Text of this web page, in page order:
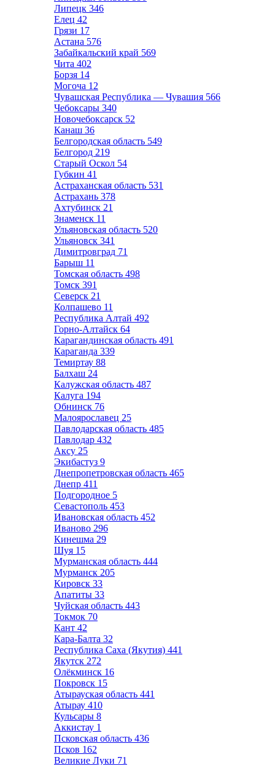
Липецк 346
Елец 42
Грязи 17
Астана 576
Забайкальский край 569
Чита 402
Борзя 14
Могоча 12
Чувашская Республика — Чувашия 566
Чебоксары 340
Новочебоксарск 52
Канаш 36
Белгородская область 549
Белгород 219
Старый Оскол 54
Губкин 41
Астраханская область 531
Астрахань 378
Ахтубинск 21
Знаменск 11
Ульяновская область 520
Ульяновск 341
Димитровград 71
Барыш 11
Томская область 498
Томск 391
Северск 21
Колпашево 11
Республика Алтай 492
Горно-Алтайск 64
Карагандинская область 491
Караганда 339
Темиртау 88
Балхаш 24
Калужская область 487
Калуга 194
Обнинск 76
Малоярославец 25
Павлодарская область 485
Павлодар 432
Аксу 25
Экибастуз 9
Днепропетровская область 465
Днепр 411
Подгородное 5
Севастополь 453
Ивановская область 452
Иваново 296
Кинешма 29
Шуя 15
Мурманская область 444
Мурманск 205
Кировск 33
Апатиты 33
Чуйская область 443
Токмок 70
Кант 42
Кара-Балта 32
Республика Саха (Якутия) 441
Якутск 272
Олёкминск 16
Покровск 15
Атырауская область 441
Атырау 410
Кульсары 8
Аккистау 1
Псковская область 436
Псков 162
Великие Луки 71